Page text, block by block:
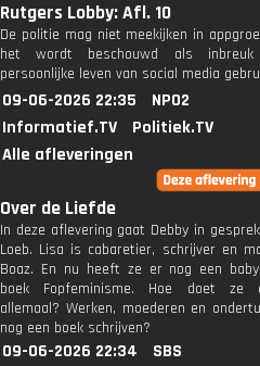
Rutgers Lobby: Afl. 10
De politie mag niet meekijken in
het wordt beschouwd als
persoonlijke leven van social media
09-06-2026 22:35
NPO2
Informatief.TV
Politiek.TV
Alle afleveringen
Over de Liefde
In deze aflevering gaat Debby in
Loeb. Lisa is cabaretier, schrijver en
Boaz. En nu heeft ze er nog een
boek Fopfeminisme. Hoe doet ze
allemaal? Werken, moederen en
nog een boek schrijven?
09-06-2026 22:34
SBS